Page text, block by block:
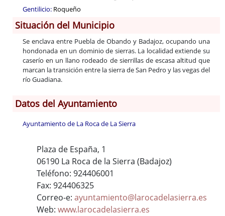
Gentilicio: Roqueño
Situación del Municipio
Se enclava entre Puebla de Obando y Badajoz, ocupando una
hondonada en un dominio de sierras. La localidad extiende su
caserío en un llano rodeado de sierrillas de escasa altitud que
marcan la transición entre la sierra de San Pedro y las vegas del
río Guadiana.
Datos del Ayuntamiento
Ayuntamiento de La Roca de La Sierra
Plaza de España, 1
06190 La Roca de la Sierra (Badajoz)
Teléfono: 924406001
Fax: 924406325
Correo-e: ayuntamiento@larocadelasierra.es
Web: www.larocadelasierra.es